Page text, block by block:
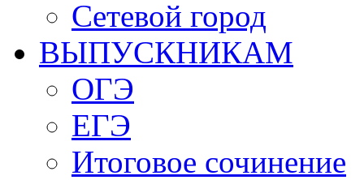
Сетевой город
ВЫПУСКНИКАМ
ОГЭ
ЕГЭ
Итоговое сочинение